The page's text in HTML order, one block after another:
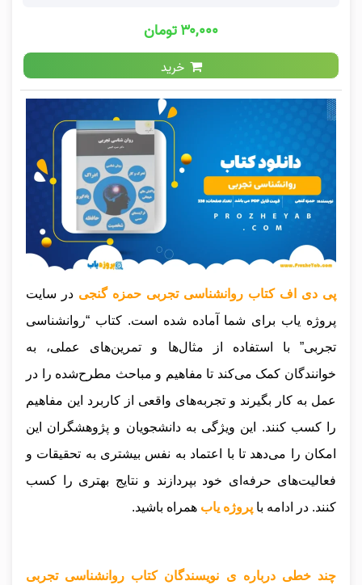
۳۰,۰۰۰ تومان
خرید
پی دی اف کتاب روانشناسی تجربی حمزه گنجی در سایت
پروژه یاب برای شما آماده شده است. کتاب “روانشناسی
تجربی” با استفاده از مثال‌ها و تمرین‌های عملی، به
خوانندگان کمک می‌کند تا مفاهیم و مباحث مطرح‌شده را در
عمل به کار بگیرند و تجربه‌های واقعی از کاربرد این مفاهیم
را کسب کنند. این ویژگی به دانشجویان و پژوهشگران این
امکان را می‌دهد تا با اعتماد به نفس بیشتری به تحقیقات و
فعالیت‌های حرفه‌ای خود بپردازند و نتایج بهتری را کسب
کنند. در ادامه با پروژه یاب همراه باشید.
چند خطی درباره ی نویسندگان کتاب روانشناسی تجربی